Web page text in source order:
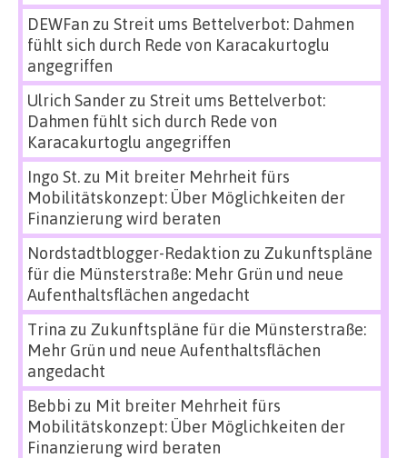
DEWFan zu Streit ums Bettelverbot: Dahmen
fühlt sich durch Rede von Karacakurtoglu
angegriffen
Ulrich Sanderzu Streit ums Bettelverbot:
Dahmen fühlt sich durch Rede von
Karacakurtoglu angegriffen
Ingo St.zu Mit breiter Mehrheit fürs
Mobilitätskonzept: Über Möglichkeiten der
Finanzierung wird beraten
Nordstadtblogger-Redaktion zu Zukunftspläne
für die Münsterstraße: Mehr Grün und neue
Aufenthaltsflächen angedacht
Trina zu Zukunftspläne für die Münsterstraße:
Mehr Grün und neue Aufenthaltsflächen
angedacht
Bebbi zu Mit breiter Mehrheit fürs
Mobilitätskonzept: Über Möglichkeiten der
Finanzierung wird beraten